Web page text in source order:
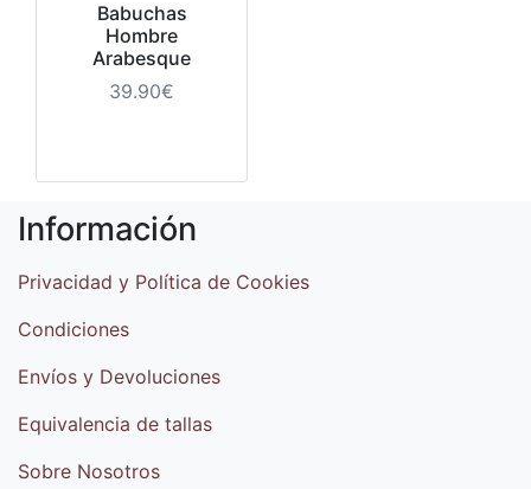
Babuchas
Hombre
Arabesque
39.90€
Información
Privacidad y Política de Cookies
Condiciones
Envíos y Devoluciones
Equivalencia de tallas
Sobre Nosotros